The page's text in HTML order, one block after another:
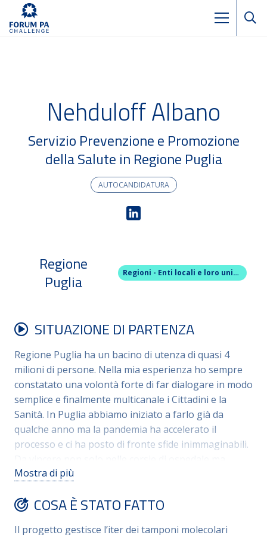
Nehduloff Albano
Servizio Prevenzione e Promozione
della Salute in Regione Puglia
AUTOCANDIDATURA
Regione
Puglia
Regioni - Enti locali e loro unioni
SITUAZIONE DI PARTENZA
Regione Puglia ha un bacino di utenza di quasi 4
milioni di persone. Nella mia esperienza ho sempre
constatato una volontà forte di far dialogare in modo
semplice e finalmente multicanale i Cittadini e la
Sanità. In Puglia abbiamo iniziato a farlo già da
qualche anno ma la pandemia ha accelerato il
processo e ci ha posto di fronte sfide inimmaginabili.
anche attraverso una razionalizzazione di processi
l’avvento dei tamponi, ci siamo trovati ad affrontare
Mostra di più
COSA È STATO FATTO
Il progetto gestisce l’iter dei tamponi molecolari